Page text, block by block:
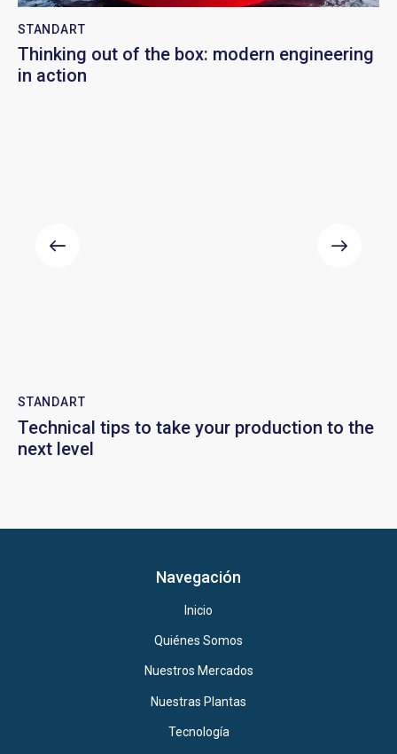
STANDART
Thinking out of the box: modern engineering
in action
STANDART
Technical tips to take your production to the
next level
Navegación
Inicio
Quiénes Somos
Nuestros Mercados
Nuestras Plantas
Tecnología